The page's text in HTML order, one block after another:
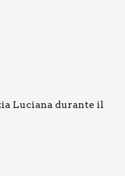
Luciana durante il